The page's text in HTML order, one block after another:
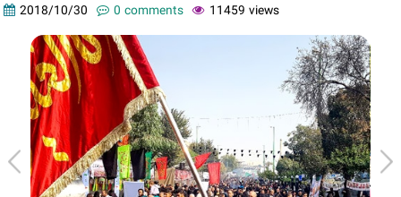
2018/10/30 0 comments 11459 views